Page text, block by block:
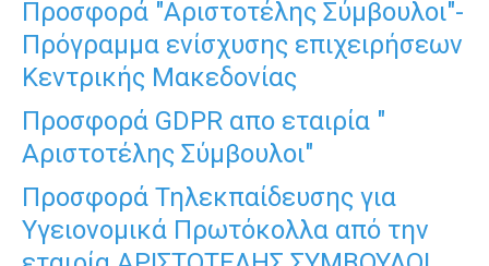
Προσφορά "Αριστοτέλης Σύμβουλοι"-
Πρόγραμμα ενίσχυσης επιχειρήσεων
Κεντρικής Μακεδονίας
Προσφορά GDPR απο εταιρία "
Αριστοτέλης Σύμβουλοι"
Προσφορά Τηλεκπαίδευσης για
Υγειονομικά Πρωτόκολλα από την